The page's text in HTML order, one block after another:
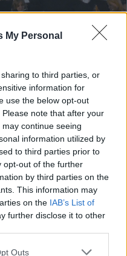
My Personal
to third parties, or
information for
use the below opt-out
note that after your
continue seeing
information utilized by
to third parties prior to
opt-out of the further
by third parties on the
This information may
on the IAB’s List of
further disclose it to other
one or more Google
Outs
dallamokkal
Városi
Fesztiválon
meg a Kecskeméti
részeként vasárnapra
a
2026. 03. 25.